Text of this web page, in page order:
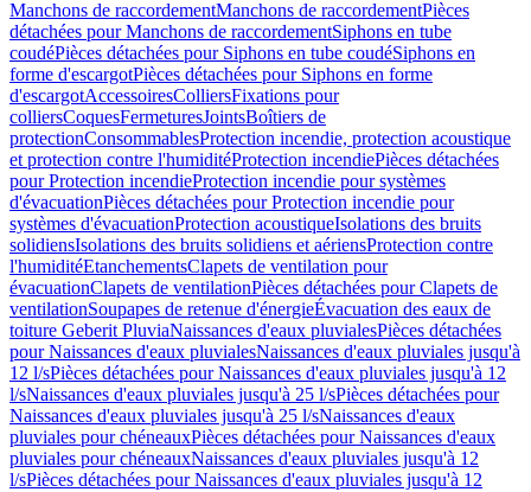
Manchons de raccordementManchons de raccordementPièces
détachées pour Manchons de raccordementSiphons en tube
coudéPièces détachées pour Siphons en tube coudéSiphons en
forme d'escargotPièces détachées pour Siphons en forme
d'escargotAccessoiresColliersFixations pour
colliersCoquesFermeturesJointsBoîtiers de
protectionConsommablesProtection incendie, protection acoustique
et protection contre l'humiditéProtection incendiePièces détachées
pour Protection incendieProtection incendie pour systèmes
d'évacuationPièces détachées pour Protection incendie pour
systèmes d'évacuationProtection acoustiqueIsolations des bruits
solidiensIsolations des bruits solidiens et aériensProtection contre
l'humiditéEtanchementsClapets de ventilation pour
évacuationClapets de ventilationPièces détachées pour Clapets de
ventilationSoupapes de retenue d'énergieÉvacuation des eaux de
toiture Geberit PluviaNaissances d'eaux pluvialesPièces détachées
pour Naissances d'eaux pluvialesNaissances d'eaux pluviales jusqu'à
12 l/sPièces détachées pour Naissances d'eaux pluviales jusqu'à 12
l/sNaissances d'eaux pluviales jusqu'à 25 l/sPièces détachées pour
Naissances d'eaux pluviales jusqu'à 25 l/sNaissances d'eaux
pluviales pour chéneauxPièces détachées pour Naissances d'eaux
pluviales pour chéneauxNaissances d'eaux pluviales jusqu'à 12
l/sPièces détachées pour Naissances d'eaux pluviales jusqu'à 12